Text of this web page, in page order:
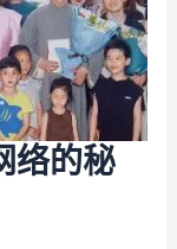
络的秘